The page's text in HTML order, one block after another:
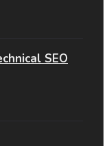
SEO